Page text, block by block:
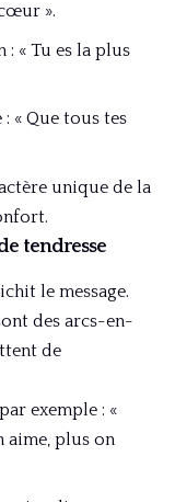
».
« Tu es la plus
« Que tous tes
unique de la
tendresse
le message.
des arcs-en-
de
exemple : «
aime, plus on